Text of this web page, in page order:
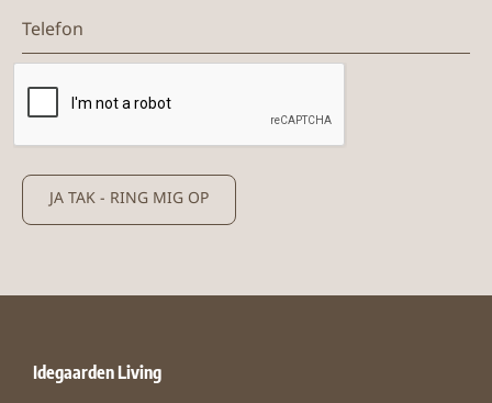
JA TAK - RING MIG OP
Idegaarden Living